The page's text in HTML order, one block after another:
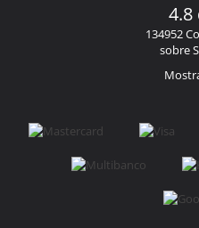
4.8
134952
sobre